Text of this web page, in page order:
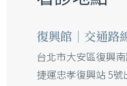
復興館｜交通路
台北市大安區復興
捷運忠孝復興站 5號